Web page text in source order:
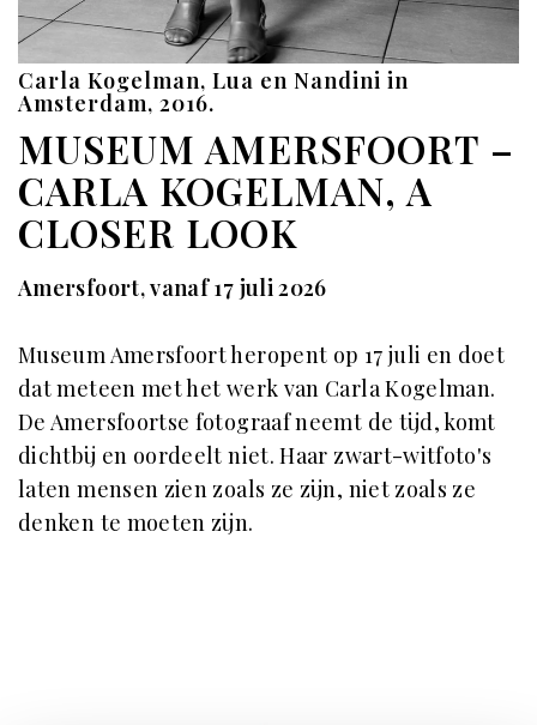
Carla Kogelman, Lua en Nandini in
Amsterdam, 2016.
MUSEUM AMERSFOORT –
CARLA KOGELMAN, A
CLOSER LOOK
Amersfoort, vanaf 17 juli 2026
Museum Amersfoort heropent op 17 juli en doet
dat meteen met het werk van Carla Kogelman.
De Amersfoortse fotograaf neemt de tijd, komt
dichtbij en oordeelt niet. Haar zwart-witfoto's
laten mensen zien zoals ze zijn, niet zoals ze
denken te moeten zijn.